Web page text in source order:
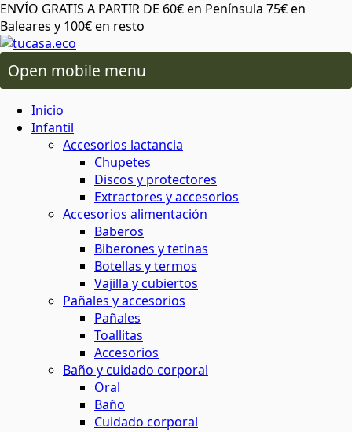
ENVÍO GRATIS A PARTIR DE 60€ en Península 75€ en
Baleares y 100€ en resto
Open mobile menu
oral
capilar
y baño
y horticultura
lactancia
alimentación
accesorios
corporal
Inicio
Infantil
Accesorios lactancia
Chupetes
Discos y protectores
Extractores y accesorios
Accesorios alimentación
Baberos
Biberones y tetinas
Botellas y termos
Vajilla y cubiertos
Pañales y accesorios
Pañales
Toallitas
Accesorios
Baño y cuidado corporal
Oral
Baño
Cuidado corporal